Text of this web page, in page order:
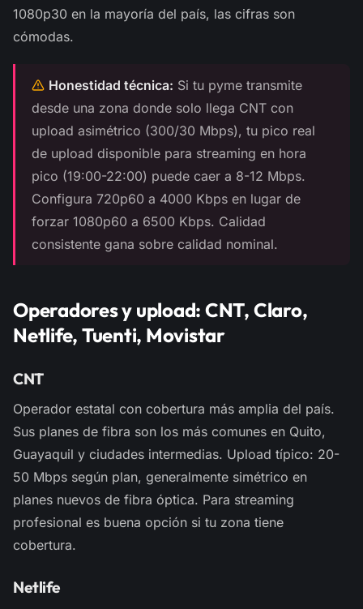
1080p30 en la mayoría del país, las cifras son
cómodas.
Honestidad técnica: Si tu pyme transmite
desde una zona donde solo llega CNT con
upload asimétrico (300/30 Mbps), tu pico real
de upload disponible para streaming en hora
pico (19:00-22:00) puede caer a 8-12 Mbps.
Configura 720p60 a 4000 Kbps en lugar de
forzar 1080p60 a 6500 Kbps. Calidad
consistente gana sobre calidad nominal.
Operadores y upload: CNT, Claro,
Netlife, Tuenti, Movistar
CNT
Operador estatal con cobertura más amplia del país.
Sus planes de fibra son los más comunes en Quito,
Guayaquil y ciudades intermedias. Upload típico: 20-
50 Mbps según plan, generalmente simétrico en
planes nuevos de fibra óptica. Para streaming
profesional es buena opción si tu zona tiene
cobertura.
Netlife